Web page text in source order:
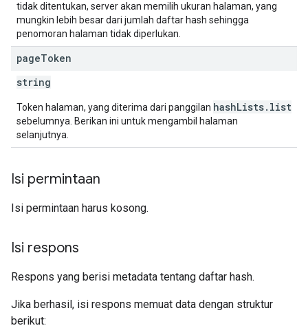
tidak ditentukan, server akan memilih ukuran halaman, yang
mungkin lebih besar dari jumlah daftar hash sehingga
penomoran halaman tidak diperlukan.
pageToken
string
Token halaman, yang diterima dari panggilan hashLists.list
sebelumnya. Berikan ini untuk mengambil halaman
selanjutnya.
Isi permintaan
Isi permintaan harus kosong.
Isi respons
Respons yang berisi metadata tentang daftar hash.
Jika berhasil, isi respons memuat data dengan struktur
berikut: